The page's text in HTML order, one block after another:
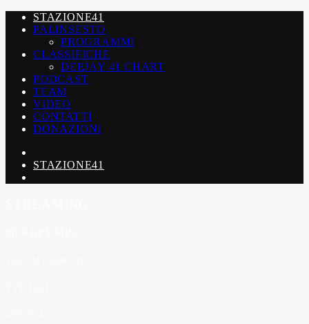
STAZIONE41
PALINSESTO
PROGRAMMI
CLASSIFICHE
DEEJAY 41 CHART
PODCAST
TEAM
VIDEO
CONTATTI
DONAZIONI
STAZIONE41